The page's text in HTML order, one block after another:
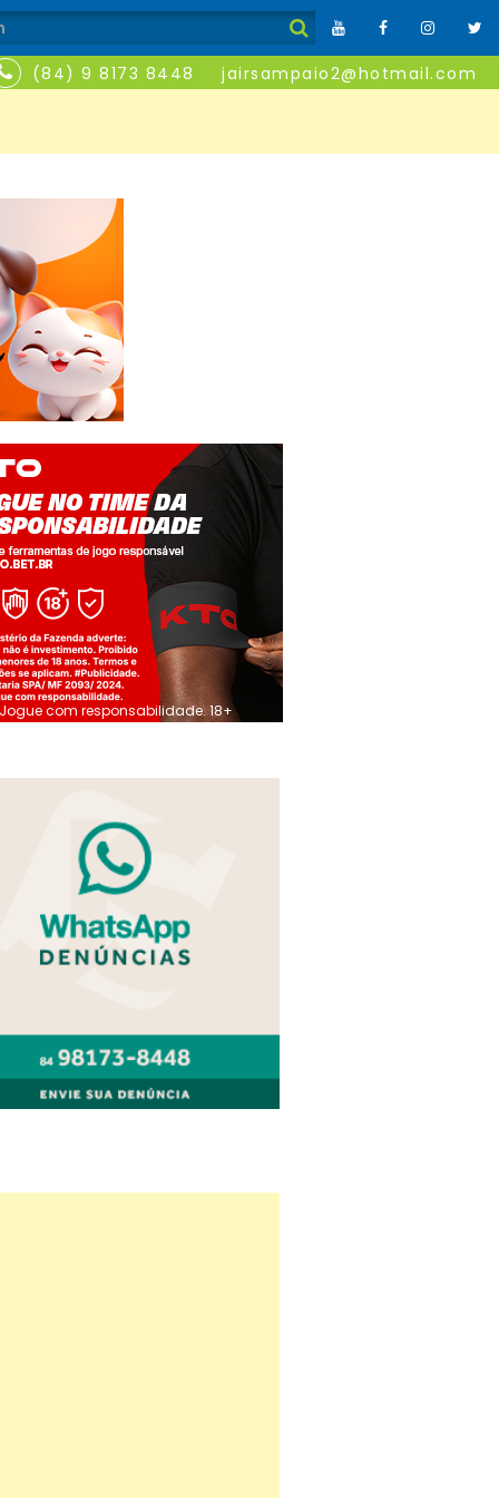
(84) 9 8173 8448 jairsampaio2@hotmail.com
Jogue com responsabilidade. 18+